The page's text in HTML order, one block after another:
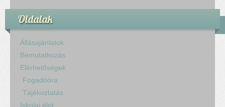
Oldalak
Állásajánlatok
Bemutatkozás
Elérhetőségek
Fogadóóra
Tájékoztatás
Iskolai élet